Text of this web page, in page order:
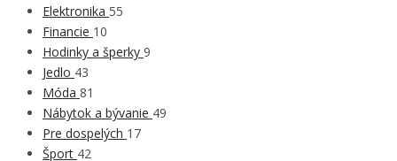
Elektronika 55
Financie 10
Hodinky a šperky 9
Jedlo 43
Móda 81
Nábytok a bývanie 49
Pre dospelých 17
Šport 42